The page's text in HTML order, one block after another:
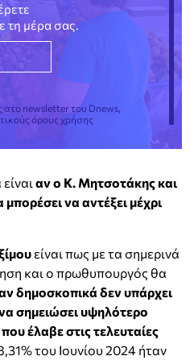
τη μέρα σας.
newsletter του Dnews,
όρους χρήσης
αν ο Κ. Μητσοτάκης και
να αντέξει μέχρι
είναι πως με τα σημερινά
και ο πρωθυπουργός θα
δημοσκοπικά δεν υπάρχει
σημειώσει υψηλότερο
έλαβε στις τελευταίες
του Ιουνίου 2024 ήταν